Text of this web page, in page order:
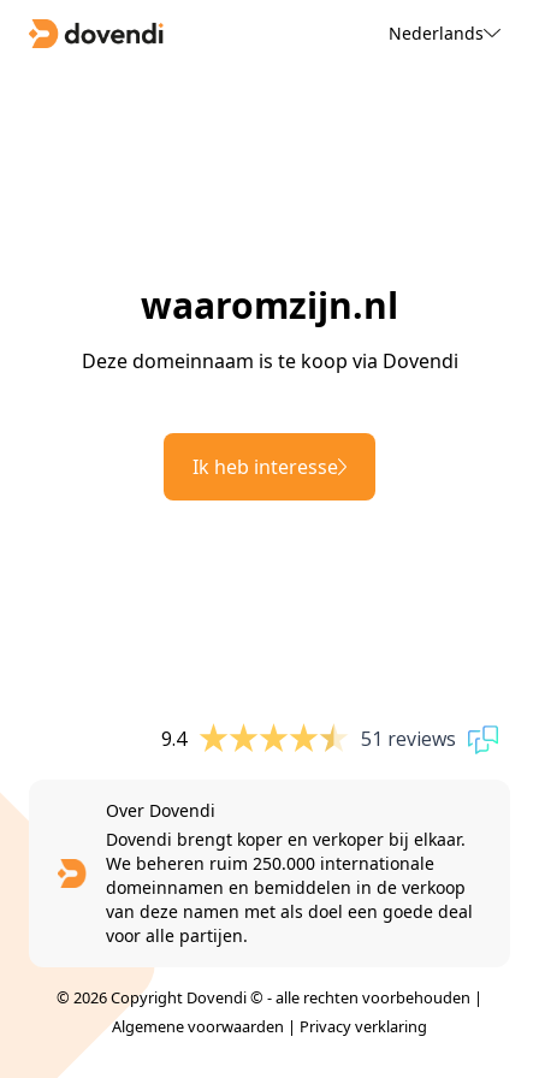
Nederlands
waaromzijn.nl
Deze domeinnaam is te koop via Dovendi
Ik heb interesse
9.4 51 reviews
Over Dovendi
Dovendi brengt koper en verkoper bij elkaar.
We beheren ruim 250.000 internationale
domeinnamen en bemiddelen in de verkoop
van deze namen met als doel een goede deal
voor alle partijen.
© 2026 Copyright Dovendi © - alle rechten voorbehouden |
Algemene voorwaarden | Privacy verklaring